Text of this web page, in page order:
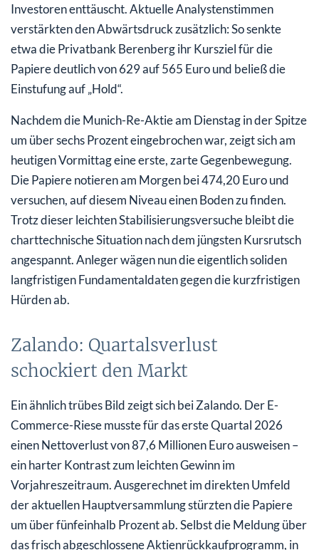
Investoren enttäuscht. Aktuelle Analystenstimmen
verstärkten den Abwärtsdruck zusätzlich: So senkte
etwa die Privatbank Berenberg ihr Kursziel für die
Papiere deutlich von 629 auf 565 Euro und beließ die
Einstufung auf „Hold“.
Nachdem die Munich-Re-Aktie am Dienstag in der Spitze
um über sechs Prozent eingebrochen war, zeigt sich am
heutigen Vormittag eine erste, zarte Gegenbewegung.
Die Papiere notieren am Morgen bei 474,20 Euro und
versuchen, auf diesem Niveau einen Boden zu finden.
Trotz dieser leichten Stabilisierungsversuche bleibt die
charttechnische Situation nach dem jüngsten Kursrutsch
angespannt. Anleger wägen nun die eigentlich soliden
langfristigen Fundamentaldaten gegen die kurzfristigen
Hürden ab.
Zalando: Quartalsverlust
schockiert den Markt
Ein ähnlich trübes Bild zeigt sich bei Zalando. Der E-
Commerce-Riese musste für das erste Quartal 2026
einen Nettoverlust von 87,6 Millionen Euro ausweisen –
ein harter Kontrast zum leichten Gewinn im
Vorjahreszeitraum. Ausgerechnet im direkten Umfeld
der aktuellen Hauptversammlung stürzten die Papiere
um über fünfeinhalb Prozent ab. Selbst die Meldung über
das frisch abgeschlossene Aktienrückkaufprogramm, in